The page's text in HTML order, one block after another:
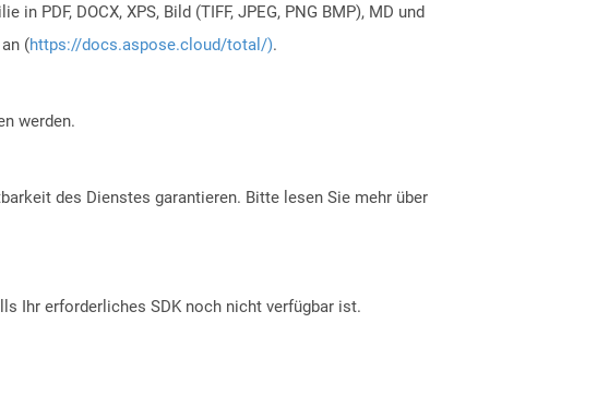
PDF, DOCX, XPS, Bild (TIFF, JPEG, PNG BMP), MD und
(https://docs.aspose.cloud/total/).
werden.
des Dienstes garantieren. Bitte lesen Sie mehr über
Ihr erforderliches SDK noch nicht verfügbar ist.